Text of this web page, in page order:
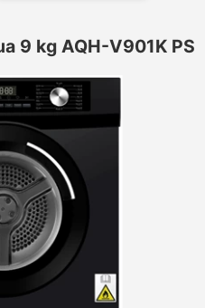
9 kg AQH-V901K PS